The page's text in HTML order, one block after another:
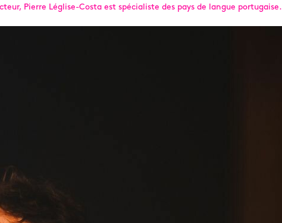
Pierre Léglise-Costa est spécialiste des pays de langue portugaise.